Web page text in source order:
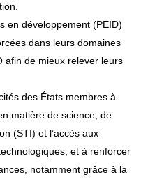
en développement (PEID)
dans leurs domaines
afin de mieux relever leurs
des États membres à
matière de science, de
(STI) et l’accès aux
et à renforcer
notamment grâce à la